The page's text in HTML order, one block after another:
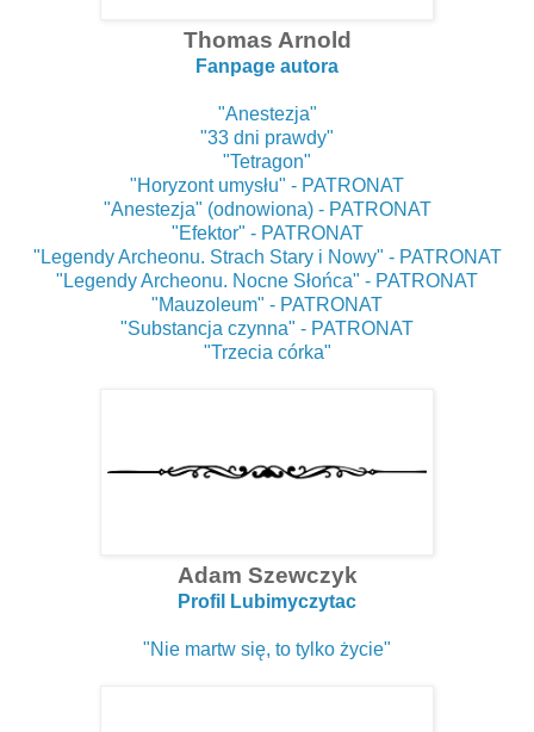
Thomas Arnold
Fanpage autora
"Anestezja"
"33 dni prawdy"
"Tetragon"
"Horyzont umysłu" - PATRONAT
"Anestezja" (odnowiona) - PATRONAT
"Efektor" - PATRONAT
"Legendy Archeonu. Strach Stary i Nowy" - PATRONAT
"Legendy Archeonu. Nocne Słońca" - PATRONAT
"Mauzoleum" - PATRONAT
"Substancja czynna" - PATRONAT
"Trzecia córka"
Adam Szewczyk
Profil Lubimyczytac
"Nie martw się, to tylko życie"